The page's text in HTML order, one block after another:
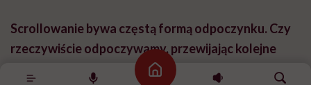
Strona główna
Scrollowanie bywa częstą formą odpoczynku. Czy
rzeczywiście odpoczywamy, przewijając kolejne